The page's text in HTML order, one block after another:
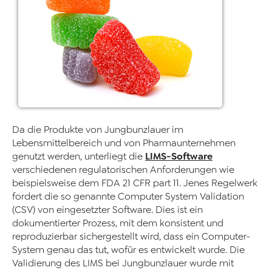
Da die Produkte von Jungbunzlauer im
Lebensmittelbereich und von Pharmaunternehmen
genutzt werden, unterliegt die LIMS-Software
verschiedenen regulatorischen Anforderungen wie
beispielsweise dem FDA 21 CFR part 11. Jenes Regelwerk
fordert die so genannte Computer System Validation
(CSV) von eingesetzter Software. Dies ist ein
dokumentierter Prozess, mit dem konsistent und
reproduzierbar sichergestellt wird, dass ein Computer-
System genau das tut, wofür es entwickelt wurde. Die
Validierung des LIMS bei Jungbunzlauer wurde mit